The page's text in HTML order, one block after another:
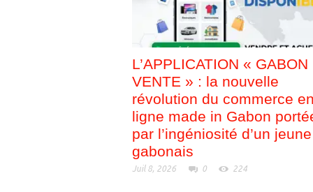
L’APPLICATION « GABON
VENTE » : la nouvelle
révolution du commerce en
ligne made in Gabon
par l’ingéniosité d’un jeune
gabonais
Juil 8, 2026 0 224